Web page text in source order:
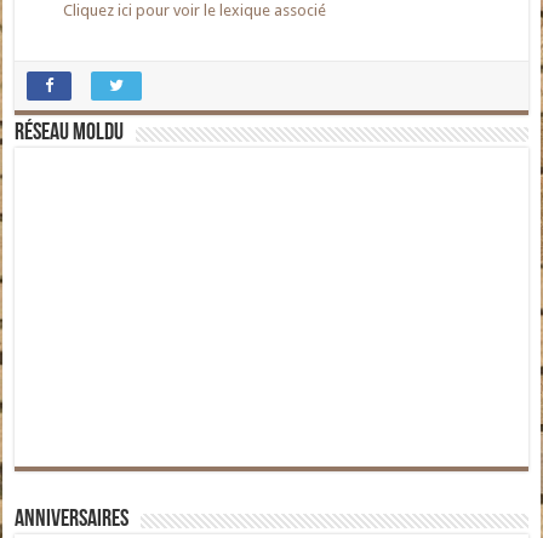
Cliquez ici pour voir le lexique associé
Réseau moldu
Anniversaires